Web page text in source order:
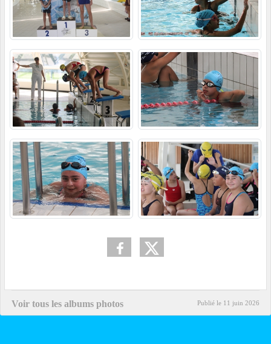
Voir tous les albums photos Publié le 11 juin 2026